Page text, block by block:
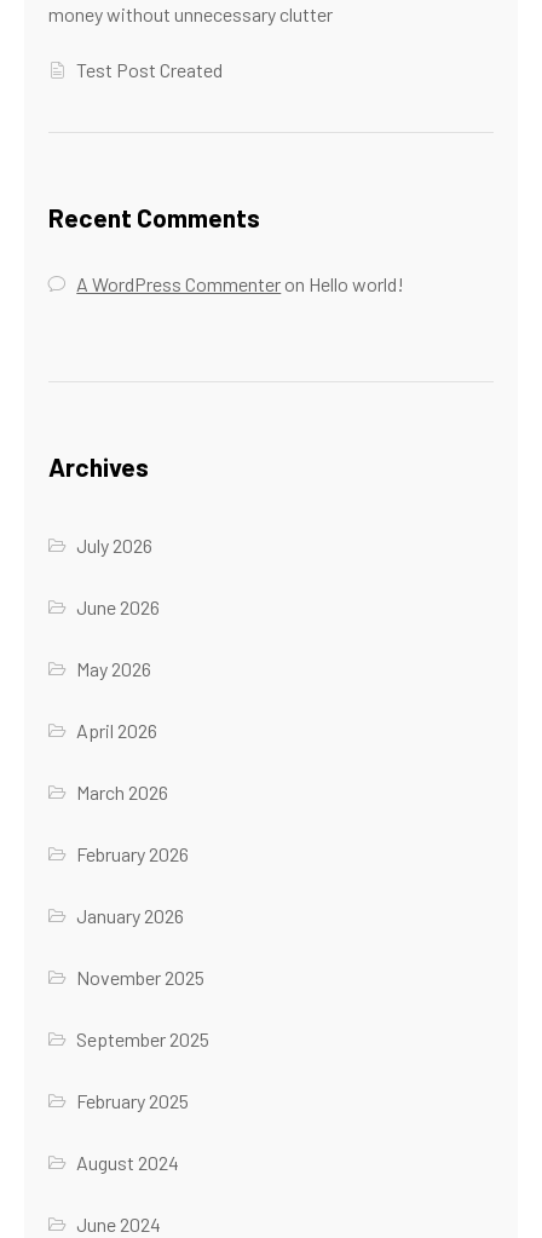
money without unnecessary clutter
Test Post Created
Recent Comments
A WordPress Commenter on Hello world!
Archives
July 2026
June 2026
May 2026
April 2026
March 2026
February 2026
January 2026
November 2025
September 2025
February 2025
August 2024
June 2024